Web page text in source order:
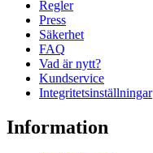
Regler
Press
Säkerhet
FAQ
Vad är nytt?
Kundservice
Integritetsinställningar
Information